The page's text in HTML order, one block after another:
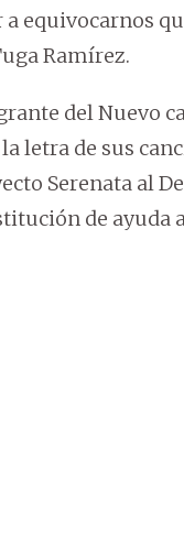
Ramírez.
del Nuevo
letra de sus
Serenata al
de ayuda